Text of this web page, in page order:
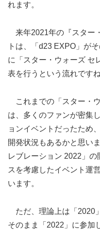
れます。
来年2021年の『スター
トは、「d23 EXPO」が
に「スター・ウォーズ セ
表を行うという流れですね
これまでの「スター・
は、多くのファンが密集
ョンイベントだったため
開発状況もあるかと思い
レブレーション 2022」
スを考慮したイベント運
います。
ただ、理論上は「2020
そのまま「2022」に参加